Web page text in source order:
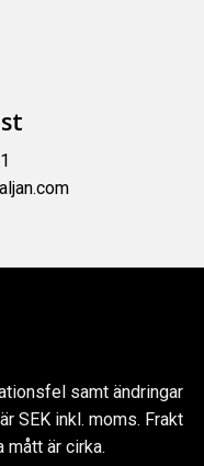
samt ändringar
SEK inkl. moms. Frakt
mått är cirka.